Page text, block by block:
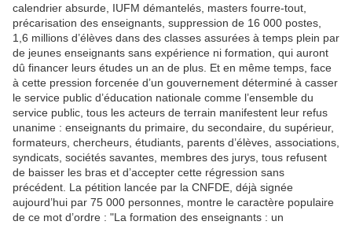
calendrier absurde, IUFM démantelés, masters fourre-tout,
précarisation des enseignants, suppression de 16 000 postes,
1,6 millions d’élèves dans des classes assurées à temps plein par
de jeunes enseignants sans expérience ni formation, qui auront
dû financer leurs études un an de plus. Et en même temps, face
à cette pression forcenée d’un gouvernement déterminé à casser
le service public d’éducation nationale comme l’ensemble du
service public, tous les acteurs de terrain manifestent leur refus
unanime : enseignants du primaire, du secondaire, du supérieur,
formateurs, chercheurs, étudiants, parents d’élèves, associations,
syndicats, sociétés savantes, membres des jurys, tous refusent
de baisser les bras et d’accepter cette régression sans
précédent. La pétition lancée par la CNFDE, déjà signée
aujourd’hui par 75 000 personnes, montre le caractère populaire
de ce mot d’ordre : "La formation des enseignants : un